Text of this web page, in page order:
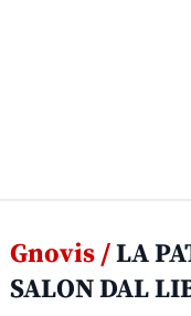
Gnovis /LA
SALON DAL